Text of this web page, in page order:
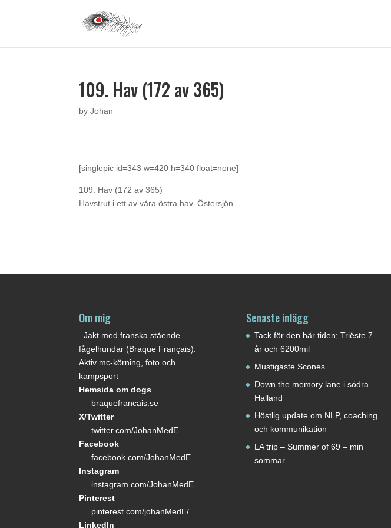
109. Hav (172 av 365)
byJohan
[singlepic id=343 w=420 h=340 float=none]
109. Hav (172 av 365)
Havstrut i ett av våra östra hav. Östersjön.
Om mig
Jakt med franska stående
fågelhundar (Braque Français).
Aktiv mc-körning, foto och
kampsport
Hemsida om dogs
braquefrancais.se
X/Twitter
twitter.com/JohanMedE
Facebook
facebook.com/JohanMedE
Instagram
instagram.com/JohanMedE
Pinterest
pinterest.com/johanMedE/
LinkedIn
Senaste inlägg
Tack för den här tiden; Triëste 7
år och 6200mil
Mustigaste Scones
Down the memory lane i södra
Halland
Höstlig update om NLP, coaching
och kommunikation
LA trip – Summer of 69 – min
sommar